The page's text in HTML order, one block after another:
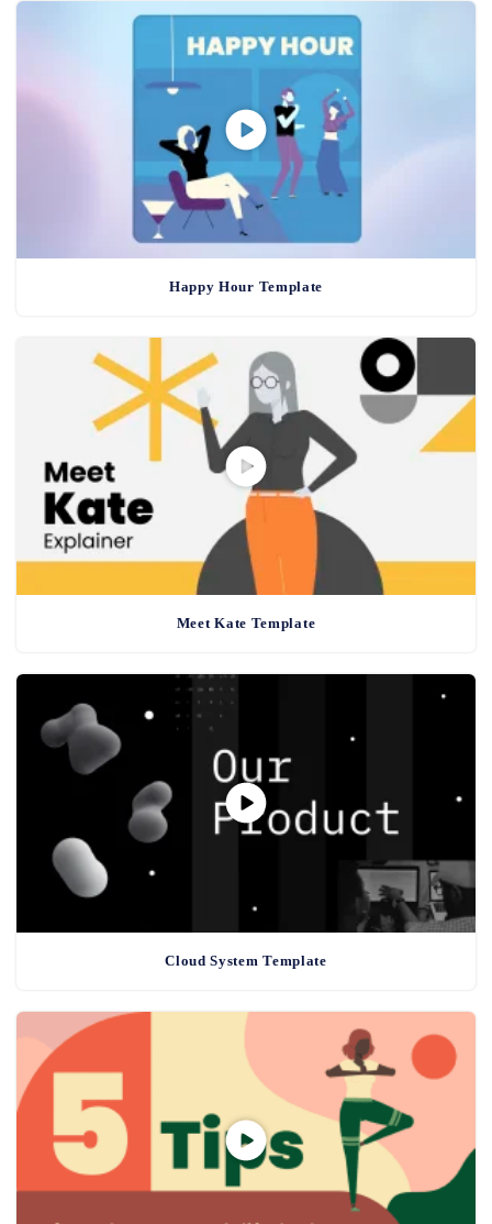
Happy Hour Template
Meet Kate Template
Cloud System Template